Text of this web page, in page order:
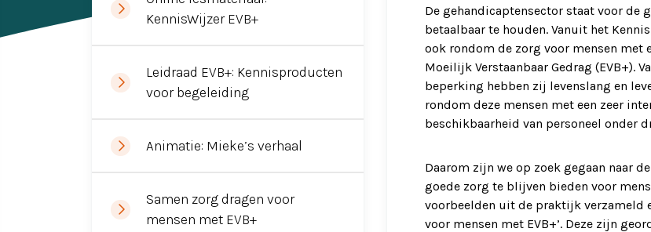
Ervaringsverhalen
Symposium
KennisWijzer EVB+
Leidraad EVB+: Kennisproducten
voor begeleiding
Animatie: Mieke’s verhaal
Samen zorg dragen voor
mensen met EVB+
De gehandicaptensector staat voor
betaalbaar te houden. Vanuit het
ook rondom de zorg voor mensen met
Moeilijk Verstaanbaar Gedrag (EVB+).
beperking hebben zij levenslang en
rondom deze mensen met een zeer
beschikbaarheid van personeel onder
Daarom zijn we op zoek gegaan naar
goede zorg te blijven bieden voor
voorbeelden uit de praktijk verzameld
voor mensen met EVB+’. Deze zijn